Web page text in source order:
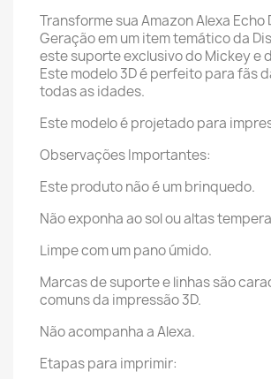
Transforme sua Amazon Alexa Echo
Geração em um item temático da
este suporte exclusivo do Mickey e
Este modelo 3D é perfeito para fãs
todas as idades.
Este modelo é projetado para
Observações Importantes:
Este produto não é um brinquedo.
Não exponha ao sol ou altas
Limpe com um pano úmido.
Marcas de suporte e linhas são
comuns da impressão 3D.
Não acompanha a Alexa.
Etapas para imprimir: